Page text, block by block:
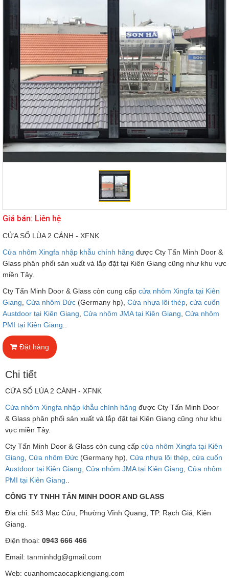
Giá bán: Liên hệ
CỬA SỔ LÙA 2 CÁNH - XFNK
Cửa nhôm Xingfa nhập khẫu chính hãng được Cty Tấn Minh Door &
Glass phân phối sản xuất và lắp đặt tại Kiên Giang cũng như khu vực
miền Tây.
Cty Tấn Minh Door & Glass còn cung cấp cửa nhôm Xingfa tại Kiên
Giang Cửa nhôm Đức (Germany hp), Cửa nhựa lõi thép cửa cuốn
Austdoor tại Kiên Giang Cửa nhôm JMA tại Kiên Giang Cửa nhôm
PMI tại Kiên Giang
Đặt hàng
Chi tiết
CỬA SỔ LÙA 2 CÁNH - XFNK
Cửa nhôm Xingfa nhập khẫu chính hãng được Cty Tấn Minh Door
& Glass phân phối sản xuất và lắp đặt tại Kiên Giang cũng như khu
vực miền Tây.
Cty Tấn Minh Door & Glass còn cung cấp cửa nhôm Xingfa tại Kiên
Giang Cửa nhôm Đức (Germany hp), Cửa nhựa lõi thép cửa cuốn
Austdoor tại Kiên Giang Cửa nhôm JMA tại Kiên Giang Cửa nhôm
PMI tại Kiên Giang
CÔNG TY TNHH TẤN MINH DOOR AND GLASS
Địa chỉ: 543 Mạc Cửu, Phường Vĩnh Quang, TP. Rạch Giá, Kiên
Giang.
Điện thoại: 0943 666 466
Email: tanminhdg@gmail.com
Web: cuanhomcaocapkiengiang.com